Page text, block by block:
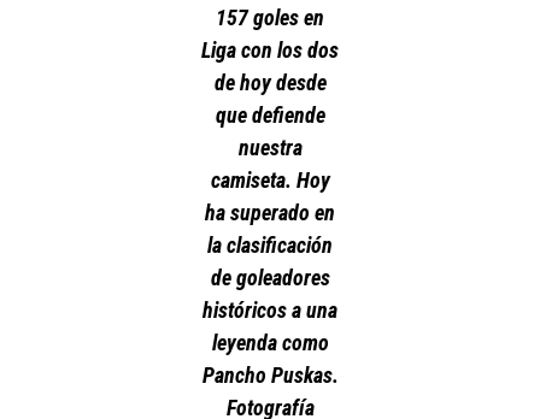
157 goles en
Liga con los dos
de hoy desde
que defiende
nuestra
camiseta. Hoy
ha superado en
la clasificación
de goleadores
históricos a una
leyenda como
Pancho Puskas.
Fotografía